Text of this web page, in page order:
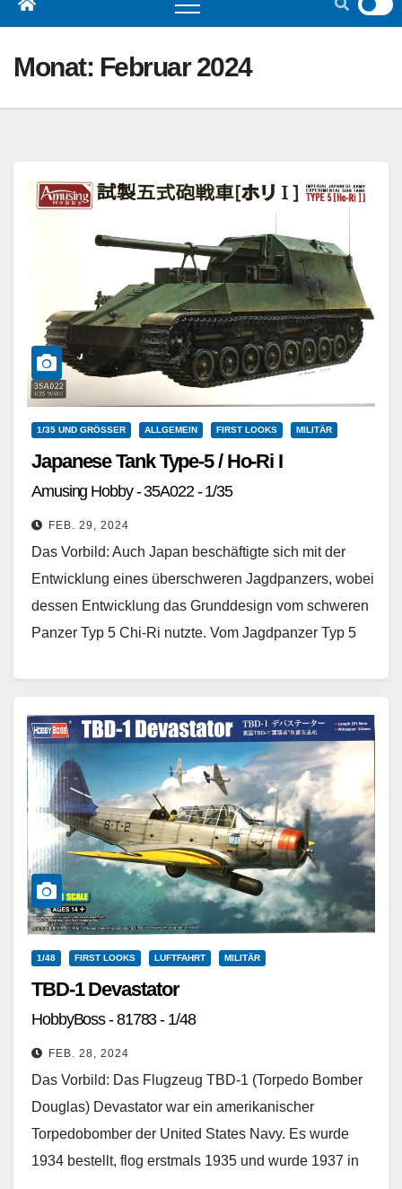
Monat: Februar 2024
1/35 UND GRÖSSER ALLGEMEIN FIRST LOOKS MILITÄR
Japanese Tank Type-5 / Ho-Ri I
Amusing Hobby - 35A022 - 1/35
FEB. 29, 2024
Das Vorbild: Auch Japan beschäftigte sich mit der
Entwicklung eines überschweren Jagdpanzers, wobei
dessen Entwicklung das Grunddesign vom schweren
Panzer Typ 5 Chi-Ri nutzte. Vom Jagdpanzer Typ 5
1/48 FIRST LOOKS LUFTFAHRT MILITÄR
TBD-1 Devastator
HobbyBoss - 81783 - 1/48
FEB. 28, 2024
Das Vorbild: Das Flugzeug TBD-1 (Torpedo Bomber
Douglas) Devastator war ein amerikanischer
Torpedobomber der United States Navy. Es wurde
1934 bestellt, flog erstmals 1935 und wurde 1937 in